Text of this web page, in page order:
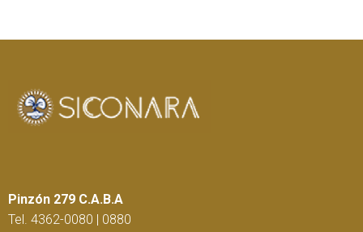
Pinzón 279 C.A.B.A
Tel. 4362-0080 | 0880